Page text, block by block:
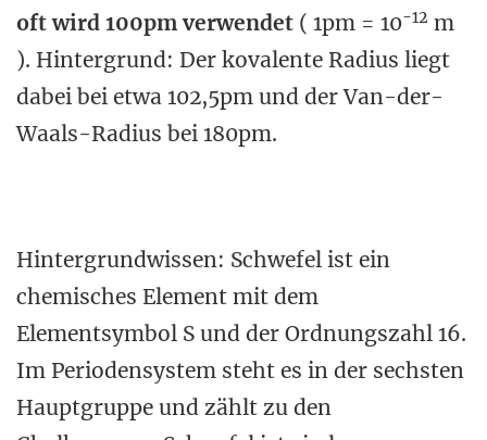
oft wird 100pm verwendet ( 1pm = 10-12 m
). Hintergrund: Der kovalente Radius liegt
dabei bei etwa 102,5pm und der Van-der-
Waals-Radius bei 180pm.
Hintergrundwissen: Schwefel ist ein
chemisches Element mit dem
Elementsymbol S und der Ordnungszahl 16.
Im Periodensystem steht es in der sechsten
Hauptgruppe und zählt zu den